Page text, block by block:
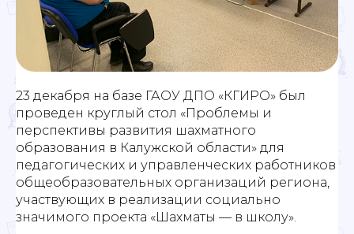
23 декабря на базе ГАОУ ДПО «КГИРО» был
проведен круглый стол «Проблемы и
перспективы развития шахматного
образования в Калужской области» для
педагогических и управленческих работников
общеобразовательных организаций региона,
участвующих в реализации социально
значимого проекта «Шахматы — в школу».